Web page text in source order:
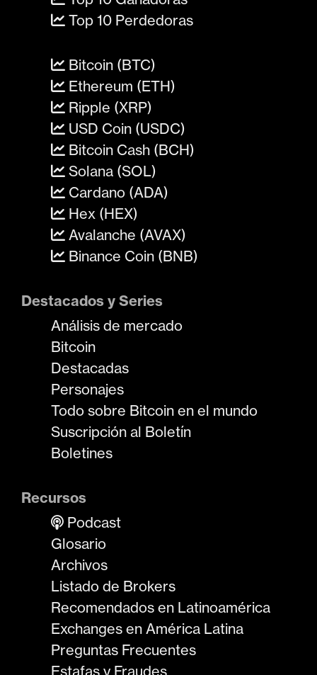
Top 10 Perdedoras
Bitcoin (BTC)
Ethereum (ETH)
Ripple (XRP)
USD Coin (USDC)
Bitcoin Cash (BCH)
Solana (SOL)
Cardano (ADA)
Hex (HEX)
Avalanche (AVAX)
Binance Coin (BNB)
Destacados y Series
Análisis de mercado
Bitcoin
Destacadas
Personajes
Todo sobre Bitcoin en el mundo
Suscripción al Boletín
Boletines
Recursos
Podcast
Glosario
Archivos
Listado de Brokers
Recomendados en Latinoamérica
Exchanges en América Latina
Preguntas Frecuentes
Estafas y Fraudes